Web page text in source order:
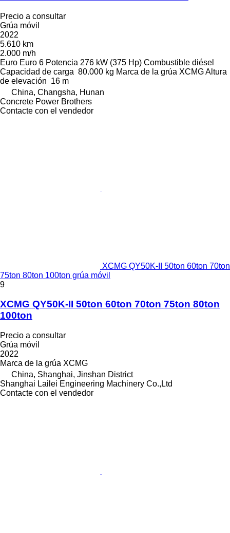
Precio a consultar
Grúa móvil
2022
5.610 km
2.000 m/h
Euro Euro 6 Potencia 276 kW (375 Hp) Combustible diésel
Capacidad de carga 80.000 kg Marca de la grúa XCMGAltura
de elevación 16 m
China, Changsha, Hunan
Concrete Power Brothers
Contacte con el vendedor
XCMG QY50K-II 50ton 60ton 70ton
75ton 80ton 100ton grúa móvil
9
XCMG QY50K-II 50ton 60ton 70ton 75ton 80ton
100ton
Precio a consultar
Grúa móvil
2022
Marca de la grúa XCMG
China, Shanghai, Jinshan District
Shanghai Lailei Engineering Machinery Co.,Ltd
Contacte con el vendedor